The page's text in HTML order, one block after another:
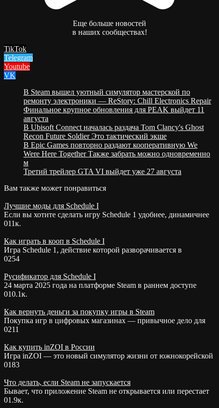
Еще больше новостей
в наших сообществах!
TikTok
Telegram
Youtube
VK
В Steam вышел уютный симулятор мастерской по
ремонту электроники — ReStory: Chill Electronics Repair
Финальное крупное обновления для PEAK выйдет 11
августа
В Ubisoft Connect началась раздача Tom Clancy's Ghost
Recon Future Soldier Это тактический экше
В Epic Games повторно раздают кооперативную We
Were Here Together Также забрать можно одновременно
м
Третий трейлер GTA VI выйдет уже 27 августа
Вам также может понравиться
Лучшие моды для Schedule I
Если вы хотите сделать игру Schedule 1 удобнее, динамичнее
011к.
Как играть в кооп в Schedule I
Игра Schedule 1, действие которой разворачивается в
0254
Русификатор для Schedule I
24 марта 2025 года на платформе Steam в раннем доступе
010.1к.
Как вернуть деньги за покупку игры в Steam
Покупка игр в цифровых магазинах — привычное дело для
0211
Как купить inZOI в России
Игра inZOI — это новый симулятор жизни от южнокорейской
0183
Что делать, если Steam не запускается
Бывает, что приложение Steam не открывается или перестает
01.9к.